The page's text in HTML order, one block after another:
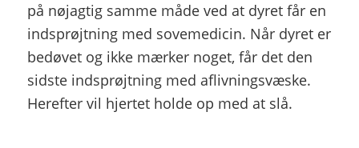
på nøjagtig samme måde ved at dyret får en
indsprøjtning med sovemedicin. Når dyret er
bedøvet og ikke mærker noget, får det den
sidste indsprøjtning med aflivningsvæske.
Herefter vil hjertet holde op med at slå.